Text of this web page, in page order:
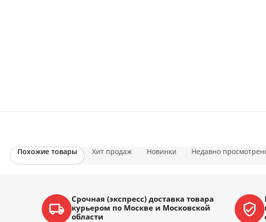
Похожие товары Хит продаж Новинки Недавно
Срочная (экспресс) доставка товара
курьером по Москве и Московской
области